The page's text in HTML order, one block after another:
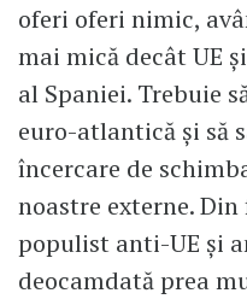
oferi oferi nimic,
mai mică decât UE
al Spaniei. Trebuie
euro-atlantică şi să
încercare de
noastre externe.
populist anti-UE şi
deocamdată prea